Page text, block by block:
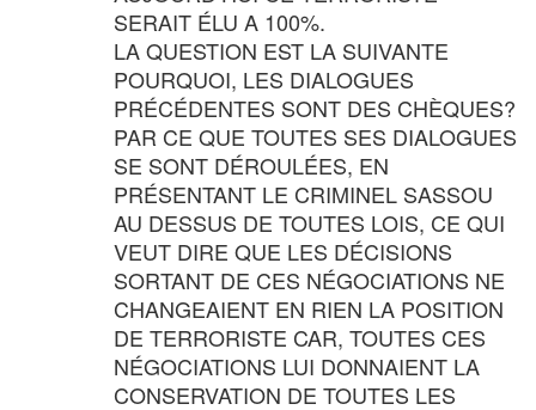
SERAIT ÉLU A 100%.
LA QUESTION EST LA SUIVANTE
POURQUOI, LES DIALOGUES
PRÉCÉDENTES SONT DES CHÈQUES?
PAR CE QUE TOUTES SES DIALOGUES
SE SONT DÉROULÉES, EN
PRÉSENTANT LE CRIMINEL SASSOU
AU DESSUS DE TOUTES LOIS, CE QUI
VEUT DIRE QUE LES DÉCISIONS
SORTANT DE CES NÉGOCIATIONS NE
CHANGEAIENT EN RIEN LA POSITION
DE TERRORISTE CAR, TOUTES CES
NÉGOCIATIONS LUI DONNAIENT LA
CONSERVATION DE TOUTES LES